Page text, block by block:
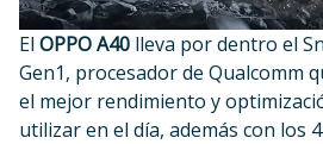
El OPPO A40 lleva por dentro el
Gen1, procesador de Qualcomm
el mejor rendimiento y
utilizar en el día, además con los